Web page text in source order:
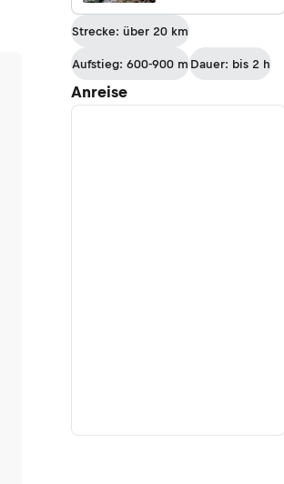
Strecke: über 20 km
Aufstieg: 600-900 m Dauer: bis 2 h
Anreise